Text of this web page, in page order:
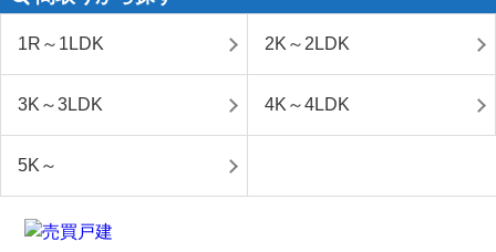
1R～1LDK 2K～2LDK
3K～3LDK 4K～4LDK
5K～